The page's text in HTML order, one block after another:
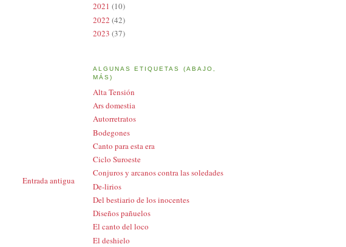
Entrada antigua
2021 (10)
2022 (42)
2023 (37)
ALGUNAS ETIQUETAS (ABAJO,
MÁS)
Alta Tensión
Ars domestia
Autorretratos
Bodegones
Canto para esta era
Ciclo Suroeste
Conjuros y arcanos contra las soledades
De-lirios
Del bestiario de los inocentes
Diseños pañuelos
El canto del loco
El deshielo